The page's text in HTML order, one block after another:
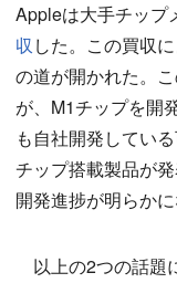
Appleは大手チップ
収した。この買収
の道が開かれた。
が、M1チップを開
も自社開発してい
チップ搭載製品が
開発進捗が明らかに
以上の2つの話題